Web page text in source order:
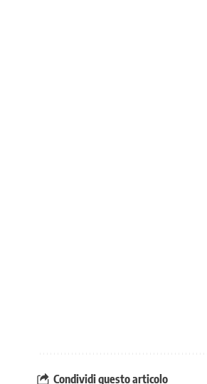
Condividi questo articolo